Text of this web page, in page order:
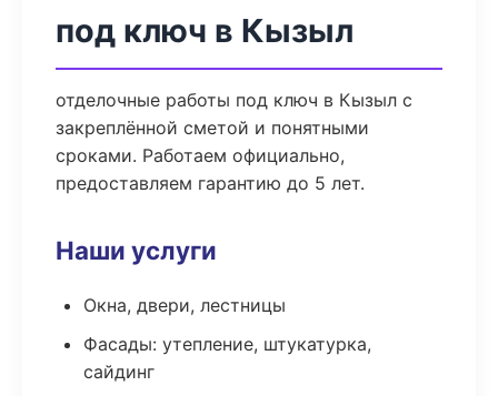
под ключ в Кызыл
отделочные работы под ключ в Кызыл с
закреплённой сметой и понятными
сроками. Работаем официально,
предоставляем гарантию до 5 лет.
Наши услуги
Окна, двери, лестницы
Фасады: утепление, штукатурка,
сайдинг